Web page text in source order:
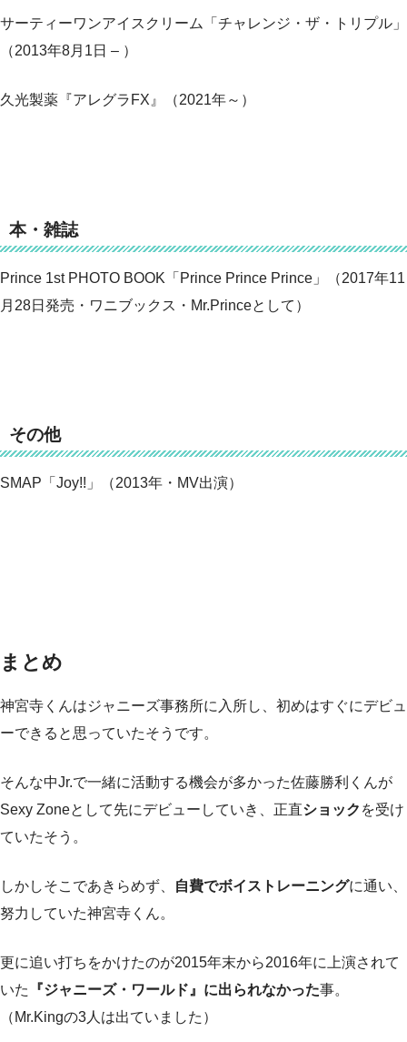
サーティーワンアイスクリーム「チャレンジ・ザ・トリプル」
（2013年8月1日 – ）
久光製薬『アレグラFX』（2021年～）
本・雑誌
Prince 1st PHOTO BOOK「Prince Prince Prince」（2017年11
月28日発売・ワニブックス・Mr.Princeとして）
その他
SMAP「Joy!!」（2013年・MV出演）
まとめ
神宮寺くんはジャニーズ事務所に入所し、初めはすぐにデビュ
ーできると思っていたそうです。
そんな中Jr.で一緒に活動する機会が多かった佐藤勝利くんが
Sexy Zoneとして先にデビューしていき、正直ショック を受け
ていたそう。
しかしそこであきらめず、 自費でボイストレーニングに通い、
努力していた神宮寺くん。
更に追い打ちをかけたのが2015年末から2016年に上演されて
いた
『ジャニーズ・ワールド』に出られなかった事。
（Mr.Kingの3人は出ていました）